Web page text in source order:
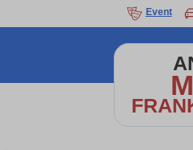
Event